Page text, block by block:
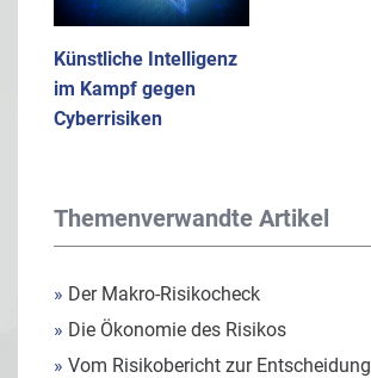
Künstliche Intelligenz
im Kampf gegen
Cyberrisiken
Themenverwandte Artikel
» Der Makro-Risikocheck
» Die Ökonomie des Risikos
» Vom Risikobericht zur Entscheidung